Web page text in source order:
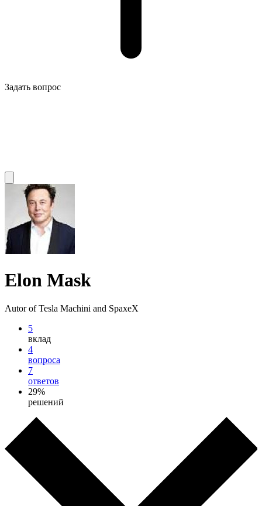
Задать вопрос
Elon Mask
Autor of Tesla Machini and SpaxeX
5
вклад
4
вопроса
7
ответов
29%
решений